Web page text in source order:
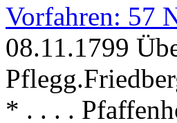
Vorfahren: 57
08.11.1799
* . . . .